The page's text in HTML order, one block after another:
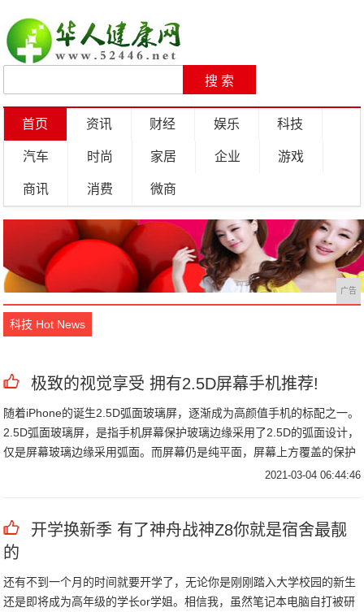
首页 资讯 财经 娱乐 科技
汽车 时尚 家居 企业 游戏
商讯 消费 微商
广告
科技 Hot News
极致的视觉享受 拥有2.5D屏幕手机推荐!
随着iPhone的诞生2.5D弧面玻璃屏，逐渐成为高颜值手机的标配之一。
2.5D弧面玻璃屏，是指手机屏幕保护玻璃边缘采用了2.5D的弧面设计，
仅是屏幕玻璃边缘采用弧面。而屏幕仍是纯平面，屏幕上方覆盖的保护
玻璃除边缘部分外其他面积都为纯平面。新浪手机就为大家介绍几款拥
2021-03-04 06:44:46
开学换新季 有了神舟战神Z8你就是宿舍最靓
的
还有不到一个月的时间就要开学了，无论你是刚刚踏入大学校园的新生
还是即将成为高年级的学长or学姐。相信我，虽然笔记本电脑自打被研